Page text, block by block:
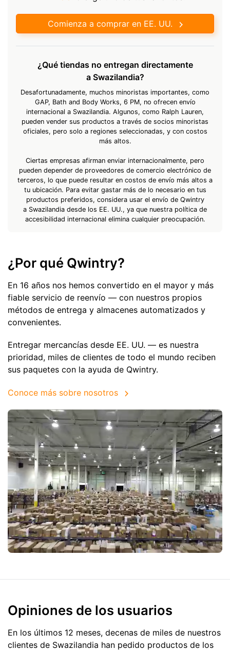
Comienza a comprar en EE. UU.
¿Qué tiendas no entregan directamente
a Swazilandia?
Desafortunadamente, muchos minoristas importantes, como
GAP, Bath and Body Works, 6 PM, no ofrecen envío
internacional a Swazilandia. Algunos, como Ralph Lauren,
pueden vender sus productos a través de socios minoristas
oficiales, pero solo a regiones seleccionadas, y con costos
más altos.
Ciertas empresas afirman enviar internacionalmente, pero
pueden depender de proveedores de comercio electrónico de
terceros, lo que puede resultar en costos de envío más altos a
tu ubicación. Para evitar gastar más de lo necesario en tus
productos preferidos, considera usar el envío de Qwintry
a Swazilandia desde los EE. UU., ya que nuestra política de
accesibilidad internacional elimina cualquier preocupación.
¿Por qué Qwintry?
En 16 años nos hemos convertido en el mayor y más
fiable servicio de reenvío — con nuestros propios
métodos de entrega y almacenes automatizados y
convenientes.
Entregar mercancías desde EE. UU. — es nuestra
prioridad, miles de clientes de todo el mundo reciben
sus paquetes con la ayuda de Qwintry.
Conoce más sobre nosotros
Opiniones de los usuarios
En los últimos 12 meses, decenas de miles de nuestros
clientes de Swazilandia han pedido productos de los